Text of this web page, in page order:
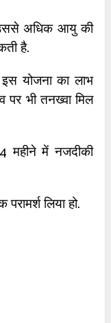
उससे अधिक आयु की
है.
इस योजना का लाभ
पर भी तनख्वा मिल
महीने में नजदीकी
लिया हो.